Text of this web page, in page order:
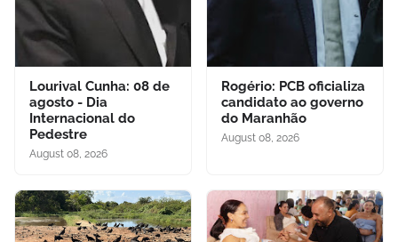
Lourival Cunha: 08 de
agosto - Dia
Internacional do
Pedestre
August 08, 2026
Rogério: PCB oficializa
candidato ao governo
do Maranhão
August 08, 2026